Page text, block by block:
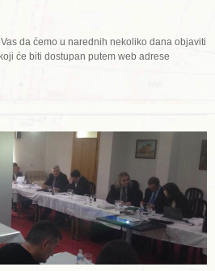
da ćemo u narednih nekoliko dana objaviti
će biti dostupan putem web adrese